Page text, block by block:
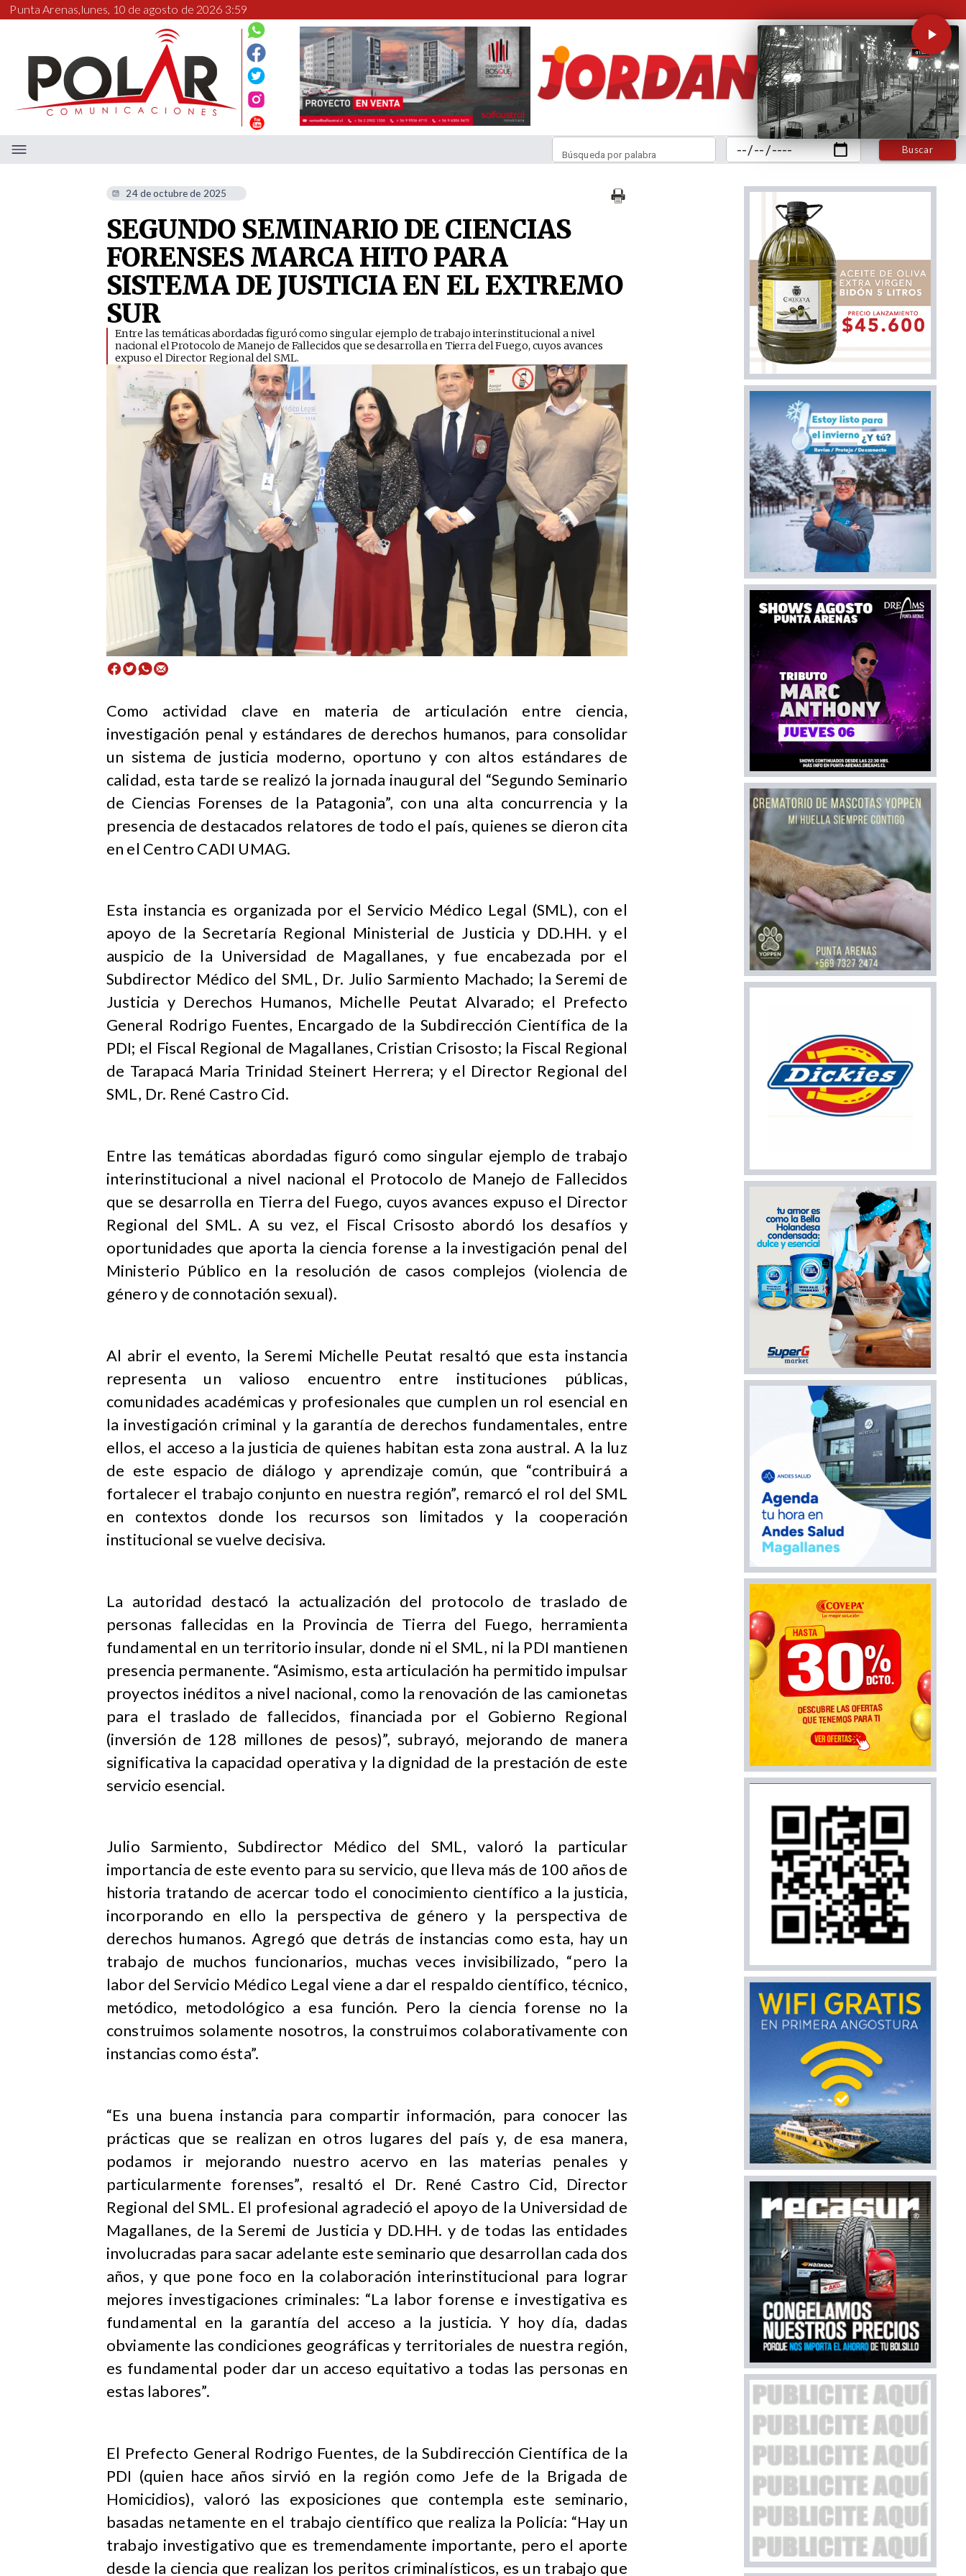
Punta Arenas,lunes, 10 de agosto de 2026 3:59
Buscar
Búsqueda por palabra
24 de octubre de 2025
SEGUNDO SEMINARIO DE CIENCIAS
FORENSES MARCA HITO PARA
SISTEMA DE JUSTICIA EN EL EXTREMO
SUR
Entre las temáticas abordadas figuró como singular ejemplo de trabajo interinstitucional a nivel
nacional el Protocolo de Manejo de Fallecidos que se desarrolla en Tierra del Fuego, cuyos avances
expuso el Director Regional del SML.
​Como actividad clave en materia de articulación entre ciencia,
investigación penal y estándares de derechos humanos, para consolidar
un sistema de justicia moderno, oportuno y con altos estándares de
calidad, esta tarde se realizó la jornada inaugural del “Segundo Seminario
de Ciencias Forenses de la Patagonia”, con una alta concurrencia y la
presencia de destacados relatores de todo el país, quienes se dieron cita
en el Centro CADI UMAG.
Esta instancia es organizada por el Servicio Médico Legal (SML), con el
apoyo de la Secretaría Regional Ministerial de Justicia y DD.HH. y el
auspicio de la Universidad de Magallanes, y fue encabezada por el
Subdirector Médico del SML, Dr. Julio Sarmiento Machado; la Seremi de
Justicia y Derechos Humanos, Michelle Peutat Alvarado; el Prefecto
General Rodrigo Fuentes, Encargado de la Subdirección Científica de la
PDI; el Fiscal Regional de Magallanes, Cristian Crisosto; la Fiscal Regional
de Tarapacá Maria Trinidad Steinert Herrera; y el Director Regional del
SML, Dr. René Castro Cid.
Entre las temáticas abordadas figuró como singular ejemplo de trabajo
interinstitucional a nivel nacional el Protocolo de Manejo de Fallecidos
que se desarrolla en Tierra del Fuego, cuyos avances expuso el Director
Regional del SML. A su vez, el Fiscal Crisosto abordó los desafíos y
oportunidades que aporta la ciencia forense a la investigación penal del
Ministerio Público en la resolución de casos complejos (violencia de
género y de connotación sexual).
Al abrir el evento, la Seremi Michelle Peutat resaltó que esta instancia
representa un valioso encuentro entre instituciones públicas,
comunidades académicas y profesionales que cumplen un rol esencial en
la investigación criminal y la garantía de derechos fundamentales, entre
ellos, el acceso a la justicia de quienes habitan esta zona austral. A la luz
de este espacio de diálogo y aprendizaje común, que “contribuirá a
fortalecer el trabajo conjunto en nuestra región”, remarcó el rol del SML
en contextos donde los recursos son limitados y la cooperación
institucional se vuelve decisiva.
La autoridad destacó la actualización del protocolo de traslado de
personas fallecidas en la Provincia de Tierra del Fuego, herramienta
fundamental en un territorio insular, donde ni el SML, ni la PDI mantienen
presencia permanente. “Asimismo, esta articulación ha permitido impulsar
proyectos inéditos a nivel nacional, como la renovación de las camionetas
para el traslado de fallecidos, financiada por el Gobierno Regional
(inversión de 128 millones de pesos)”, subrayó, mejorando de manera
significativa la capacidad operativa y la dignidad de la prestación de este
servicio esencial.
Julio Sarmiento, Subdirector Médico del SML, valoró la particular
importancia de este evento para su servicio, que lleva más de 100 años de
historia tratando de acercar todo el conocimiento científico a la justicia,
incorporando en ello la perspectiva de género y la perspectiva de
derechos humanos. Agregó que detrás de instancias como esta, hay un
trabajo de muchos funcionarios, muchas veces invisibilizado, “pero la
labor del Servicio Médico Legal viene a dar el respaldo científico, técnico,
metódico, metodológico a esa función. Pero la ciencia forense no la
construimos solamente nosotros, la construimos colaborativamente con
instancias como ésta”.
“Es una buena instancia para compartir información, para conocer las
prácticas que se realizan en otros lugares del país y, de esa manera,
podamos ir mejorando nuestro acervo en las materias penales y
particularmente forenses”, resaltó el Dr. René Castro Cid, Director
Regional del SML. El profesional agradeció el apoyo de la Universidad de
Magallanes, de la Seremi de Justicia y DD.HH. y de todas las entidades
involucradas para sacar adelante este seminario que desarrollan cada dos
años, y que pone foco en la colaboración interinstitucional para lograr
mejores investigaciones criminales: “La labor forense e investigativa es
fundamental en la garantía del acceso a la justicia. Y hoy día, dadas
obviamente las condiciones geográficas y territoriales de nuestra región,
es fundamental poder dar un acceso equitativo a todas las personas en
estas labores”.
El Prefecto General Rodrigo Fuentes, de la Subdirección Científica de la
PDI (quien hace años sirvió en la región como Jefe de la Brigada de
Homicidios), valoró las exposiciones que contempla este seminario,
basadas netamente en el trabajo científico que realiza la Policía: “Hay un
trabajo investigativo que es tremendamente importante, pero el aporte
desde la ciencia que realizan los peritos criminalísticos, es un trabajo que